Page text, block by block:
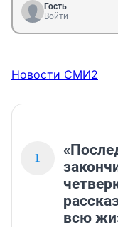
Гость
Войти
Новости СМИ2
1
всю